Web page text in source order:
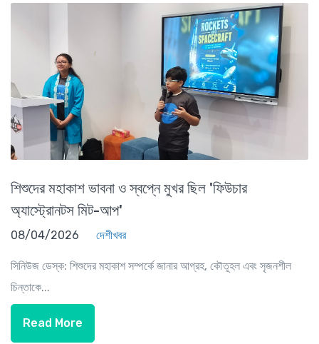
শিশুদের মহাকাশ ভাবনা ও স্বপ্নে মুখর ছিল 'ফিউচার
অ্যাস্ট্রোনটস মিট-আপ'
08/04/2026 দেশীখবর
সিনিউজ ডেস্ক: শিশুদের মহাকাশ সম্পর্কে জানার আগ্রহ, কৌতূহল এবং সৃজনশীল
চিন্তাকে...
Read More